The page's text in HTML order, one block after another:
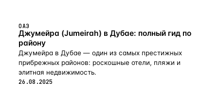
ОАЭ
Джумейра (Jumeirah) в Дубае: полный гид по
району
Джумейра в Дубае — один из самых престижных
прибрежных районов: роскошные отели, пляжи и
элитная недвижимость.
26.08.2025